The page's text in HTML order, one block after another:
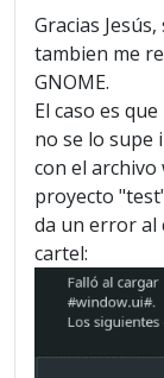
Gracias
tambien me
GNOME.
El caso es
no se lo supe
con el archivo
proyecto
da un error al
cartel: